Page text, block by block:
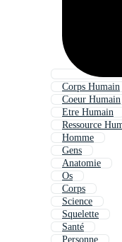
Corps Humain
Coeur Humain
Etre Humain
Ressource
Homme
Gens
Anatomie
Os
Corps
Science
Squelette
Santé
Personne